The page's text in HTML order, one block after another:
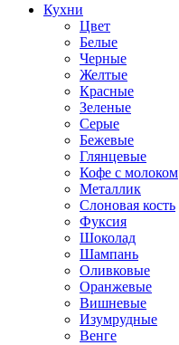
Кухни
Цвет
Белые
Черные
Желтые
Красные
Зеленые
Серые
Бежевые
Глянцевые
Кофе с молоком
Металлик
Слоновая кость
Фуксия
Шоколад
Шампань
Оливковые
Оранжевые
Вишневые
Изумрудные
Венге